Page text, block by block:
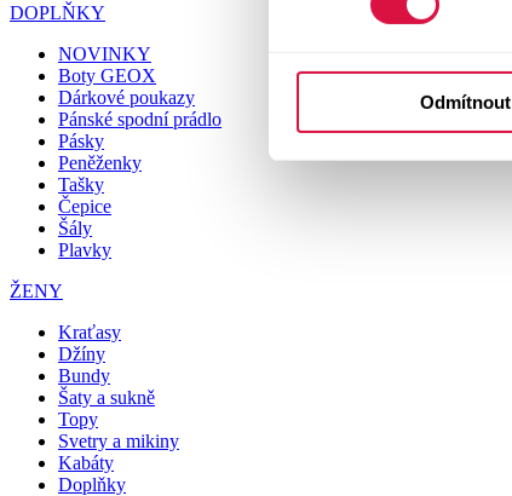
Odmítnout
DOPLŇKY
NOVINKY
Boty GEOX
Dárkové poukazy
Pánské spodní prádlo
Pásky
Peněženky
Tašky
Čepice
Šály
Plavky
ŽENY
Kraťasy
Džíny
Bundy
Šaty a sukně
Topy
Svetry a mikiny
Kabáty
Doplňky